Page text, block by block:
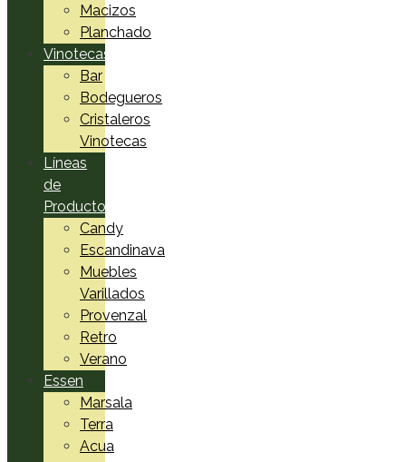
Macizos
Planchado
Vinotecas
Bar
Bodegueros
Cristaleros
Vinotecas
Líneas
de
Productos
Candy
Escandinava
Muebles
Varillados
Provenzal
Retro
Verano
Essen
Marsala
Terra
Acua